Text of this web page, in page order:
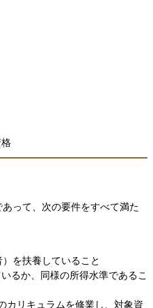
って、次の要件をすべて満た
を扶養していること
るか、同様の所得水準であるこ
カリキュラムを修業し、対象資